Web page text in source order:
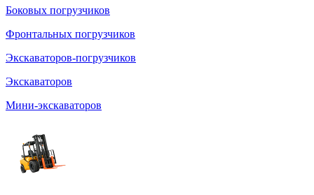
Боковых погрузчиков
Фронтальных погрузчиков
Экскаваторов-погрузчиков
Экскаваторов
Мини-экскаваторов